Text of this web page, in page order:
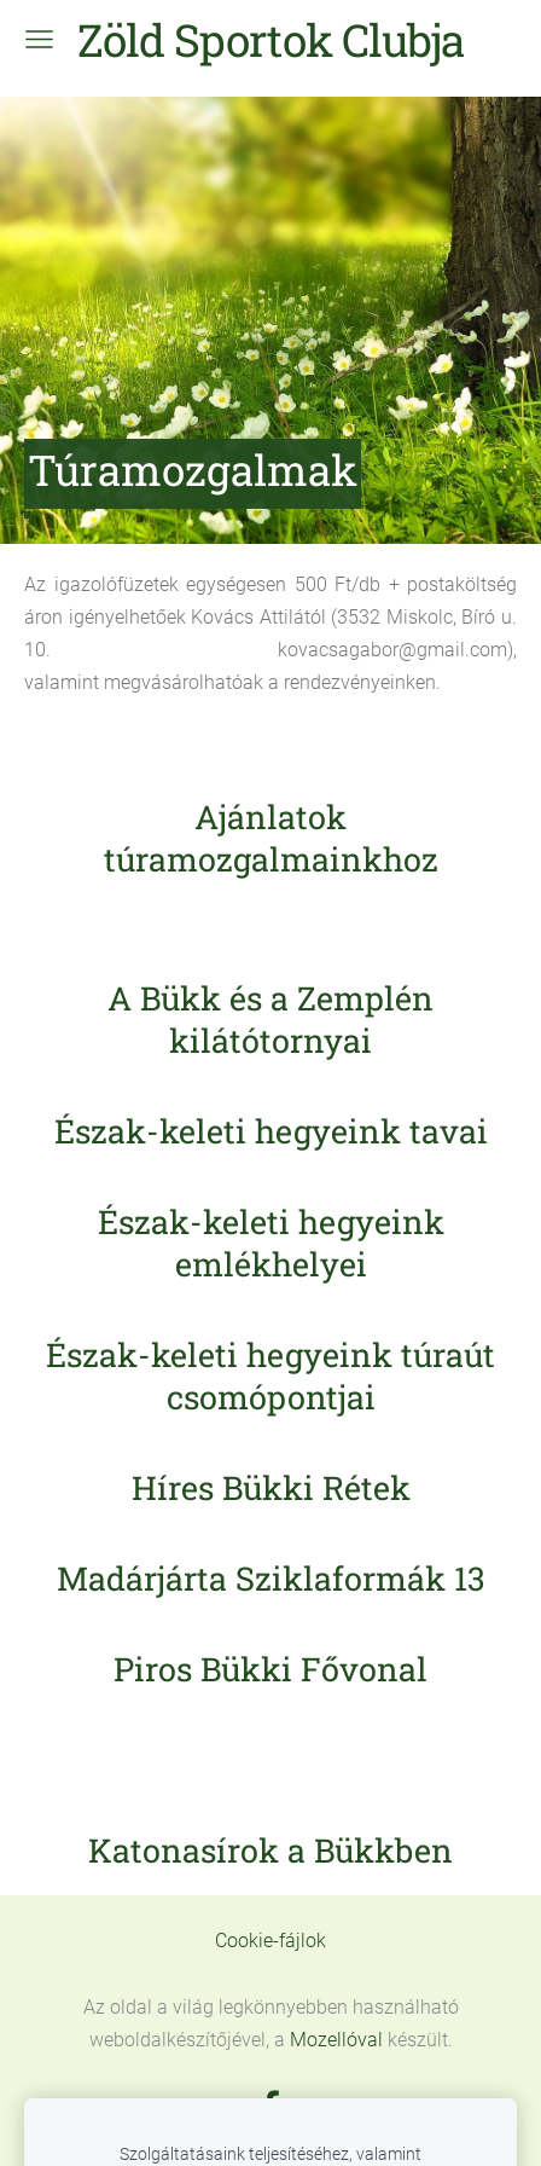
Zöld Sportok Clubja
Túramozgalmak
Az igazolófüzetek egységesen 500 Ft/db + postaköltség
áron igényelhetőek Kovács Attilától (3532 Miskolc, Bíró u.
10. kovacsagabor@gmail.com),
valamint megvásárolhatóak a rendezvényeinken.
Ajánlatok
túramozgalmainkhoz
A Bükk és a Zemplén
kilátótornyai
Észak-keleti hegyeink tavai
Észak-keleti hegyeink
emlékhelyei
Észak-keleti hegyeink túraút
csomópontjai
Híres Bükki Rétek
Madárjárta Sziklaformák 13
Piros Bükki Fővonal
Katonasírok a Bükkben
Cookie-fájlok
Az oldal a világ legkönnyebben használható
weboldalkészítőjével, a Mozellóval készült.
Szolgáltatásaink teljesítéséhez, valamint